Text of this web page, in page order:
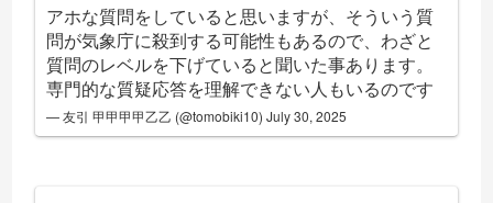
アホな質問をしていると思いますが、そういう質
問が気象庁に殺到する可能性もあるので、わざと
質問のレベルを下げていると聞いた事あります。
専門的な質疑応答を理解できない人もいるのです
— 友引 甲甲甲甲乙乙 (@tomobiki10)July 30, 2025